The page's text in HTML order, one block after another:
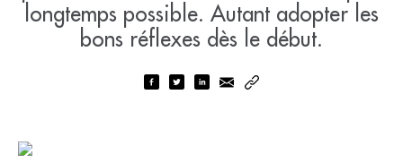
longtemps possible. Autant adopter les
bons réflexes dès le début.